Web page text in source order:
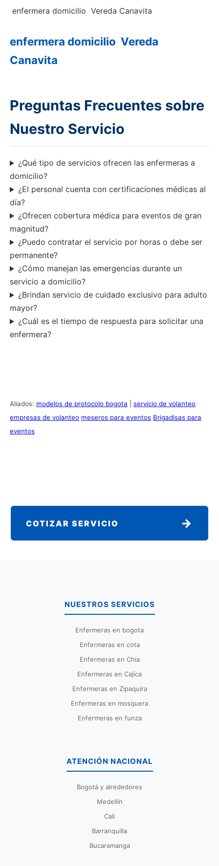
enfermera domicilio Vereda Canavita
enfermera domicilio Vereda
Canavita
Preguntas Frecuentes sobre
Nuestro Servicio
¿Qué tipo de servicios ofrecen las enfermeras a
domicilio?
¿El personal cuenta con certificaciones médicas al
día?
¿Ofrecen cobertura médica para eventos de gran
magnitud?
¿Puedo contratar el servicio por horas o debe ser
permanente?
¿Cómo manejan las emergencias durante un
servicio a domicilio?
¿Brindan servicio de cuidado exclusivo para adulto
mayor?
¿Cuál es el tiempo de respuesta para solicitar una
enfermera?
Aliados: modelos de protocolo bogota
servicio de volanteo
empresas de volanteo meseros para eventos Brigadisas para
eventos
COTIZAR SERVICIO →
NUESTROS SERVICIOS
Enfermeras en bogota
Enfermeras en cota
Enfermeras en Chia
Enfermeras en Cajica
Enfermeras en Zipaquira
Enfermeras en mosquera
Enfermeras en funza
ATENCIÓN NACIONAL
Bogotá y alrededores
Medellín
Cali
Barranquilla
Bucaramanga